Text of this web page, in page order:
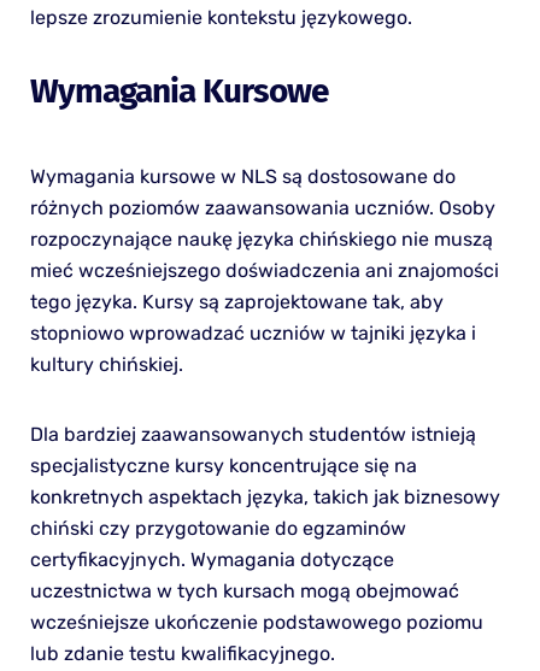
lepsze zrozumienie kontekstu językowego.
Wymagania Kursowe
Wymagania kursowe w NLS są dostosowane do
różnych poziomów zaawansowania uczniów. Osoby
rozpoczynające naukę języka chińskiego nie muszą
mieć wcześniejszego doświadczenia ani znajomości
tego języka. Kursy są zaprojektowane tak, aby
stopniowo wprowadzać uczniów w tajniki języka i
kultury chińskiej.
Dla bardziej zaawansowanych studentów istnieją
specjalistyczne kursy koncentrujące się na
konkretnych aspektach języka, takich jak biznesowy
chiński czy przygotowanie do egzaminów
certyfikacyjnych. Wymagania dotyczące
uczestnictwa w tych kursach mogą obejmować
wcześniejsze ukończenie podstawowego poziomu
lub zdanie testu kwalifikacyjnego.